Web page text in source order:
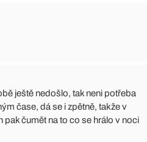
ještě nedošlo, tak neni potřeba
čase, dá se i zpětně, takže v
pak čumět na to co se hrálo v noci